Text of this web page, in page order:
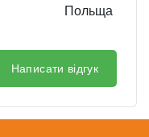
Польща
Написати відгук